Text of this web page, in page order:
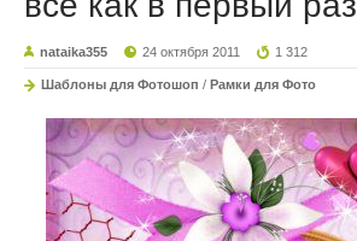
nataika355 24 октября 2011 1 312
Шаблоны для Фотошоп / Рамки для Фото